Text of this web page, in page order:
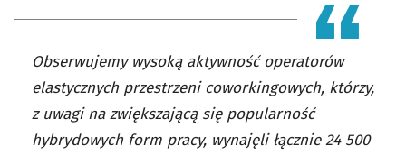
Obserwujemy wysoką aktywność operatorów
elastycznych przestrzeni coworkingowych, którzy,
z uwagi na zwiększającą się popularność
hybrydowych form pracy, wynajęli łącznie 24 500